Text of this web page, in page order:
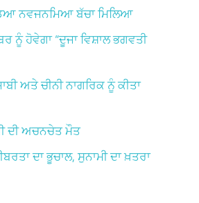
ਨਵਜਨਮਿਆ ਬੱਚਾ ਮਿਲਿਆ
ਨੂੰ ਹੋਵੇਗਾ “ਦੂਜਾ ਵਿਸ਼ਾਲ ਭਗਵਤੀ
ਅਤੇ ਚੀਨੀ ਨਾਗਰਿਕ ਨੂੰ ਕੀਤਾ
ਦੀ ਅਚਨਚੇਤ ਮੌਤ
ਦਾ ਭੂਚਾਲ, ਸੁਨਾਮੀ ਦਾ ਖ਼ਤਰਾ